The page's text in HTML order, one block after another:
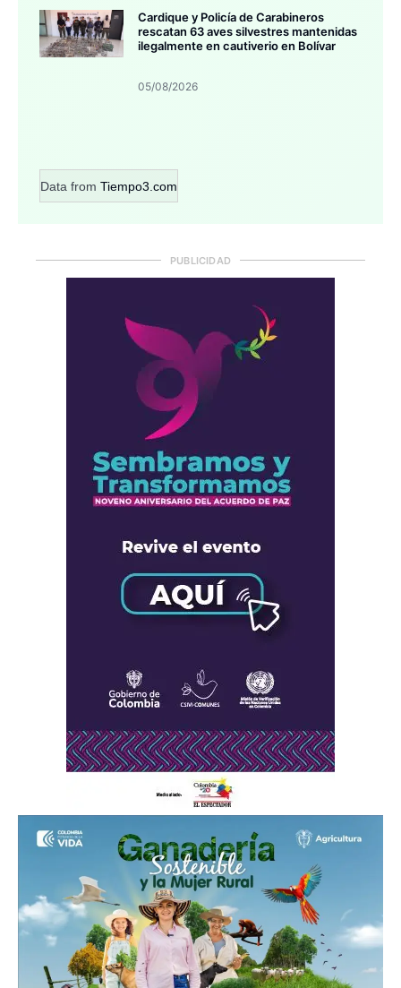
Cardique y Policía de Carabineros
rescatan 63 aves silvestres mantenidas
ilegalmente en cautiverio en Bolívar
05/08/2026
Data from Tiempo3.com
PUBLICIDAD